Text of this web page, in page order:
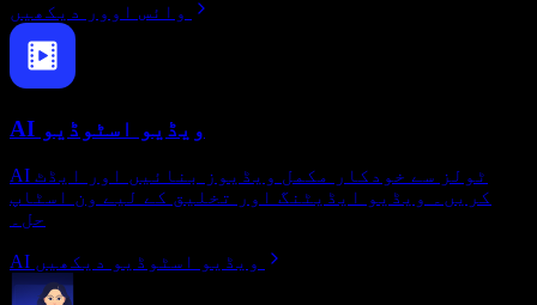
وائس اوور دیکھیں
AI ویڈیو اسٹوڈیو
AI ٹولز سے خودکار مکمل ویڈیوز بنائیں اور ایڈٹ
کریں۔ ویڈیو ایڈیٹنگ اور تخلیق کے لیے ون اسٹاپ
حل۔
AI ویڈیو اسٹوڈیو دیکھیں